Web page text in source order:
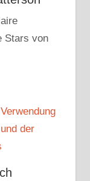
Stars von